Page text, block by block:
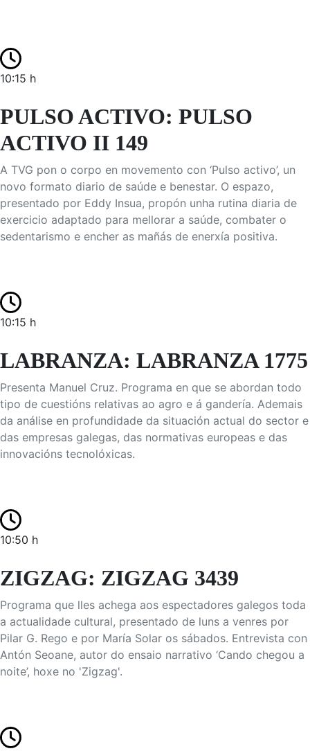
10:15 h
PULSO ACTIVO: PULSO
ACTIVO II 149
A TVG pon o corpo en movemento con ‘Pulso activo’, un
novo formato diario de saúde e benestar. O espazo,
presentado por Eddy Insua, propón unha rutina diaria de
exercicio adaptado para mellorar a saúde, combater o
sedentarismo e encher as mañás de enerxía positiva.
10:15 h
LABRANZA: LABRANZA 1775
Presenta Manuel Cruz. Programa en que se abordan todo
tipo de cuestións relativas ao agro e á gandería. Ademais
da análise en profundidade da situación actual do sector e
das empresas galegas, das normativas europeas e das
innovacións tecnolóxicas.
10:50 h
ZIGZAG: ZIGZAG 3439
Programa que lles achega aos espectadores galegos toda
a actualidade cultural, presentado de luns a venres por
Pilar G. Rego e por María Solar os sábados. Entrevista con
Antón Seoane, autor do ensaio narrativo ‘Cando chegou a
noite’, hoxe no 'Zigzag'.